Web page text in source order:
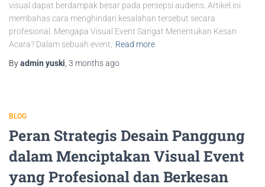
visual dapat berdampak besar pada persepsi audiens. Artikel ini
membahas cara menghindari kesalahan tersebut secara
profesional. Mengapa Visual Event Sangat Menentukan Kesan
Acara? Dalam sebuah event,
Read more
Byadmin yuski 3 monthsago
BLOG
Peran Strategis Desain Panggung
dalam Menciptakan Visual Event
yang Profesional dan Berkesan